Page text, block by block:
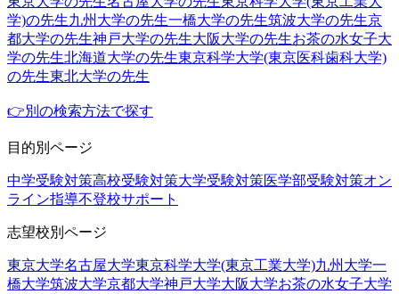
学)の先生九州大学の先生一橋大学の先生筑波大学の先生京
都大学の先生神戸大学の先生大阪大学の先生お茶の水女子大
学の先生北海道大学の先生東京科学大学(東京医科歯科大学)
の先生東北大学の先生
👉別の検索方法で探す
目的別ページ
中学受験対策高校受験対策大学受験対策医学部受験対策オン
ライン指導不登校サポート
志望校別ページ
東京大学名古屋大学東京科学大学(東京工業大学)九州大学一
橋大学筑波大学京都大学神戸大学大阪大学お茶の水女子大学